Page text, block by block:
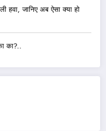
हवा, जानिए अब ऐसा क्या हो
का?..